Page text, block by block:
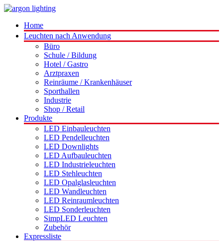
Home
Leuchten nach Anwendung
Büro
Schule / Bildung
Hotel / Gastro
Arztpraxen
Reinräume / Krankenhäuser
Sporthallen
Industrie
Shop / Retail
Produkte
LED Einbauleuchten
LED Pendelleuchten
LED Downlights
LED Aufbauleuchten
LED Industrieleuchten
LED Stehleuchten
LED Opalglasleuchten
LED Wandleuchten
LED Reinraumleuchten
LED Sonderleuchten
SimpLED Leuchten
Zubehör
Expressliste